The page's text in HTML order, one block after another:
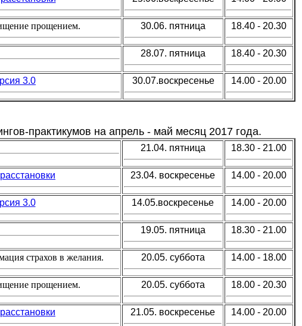
прощением. 30.06. пятница 18.40 - 20.30
28.07. пятница 18.40 - 20.30
3.0 30.07.воскресенье 14.00 - 20.00
практикумов на апрель - май месяц 2017 года.
21.04. пятница 18.30 - 21.00
23.04. воскресенье 14.00 - 20.00
3.0 14.05.воскресенье 14.00 - 20.00
19.05. пятница 18.30 - 21.00
страхов в желания. 20.05. суббота 14.00 - 18.00
прощением. 20.05. суббота 18.00 - 20.30
21.05. воскресенье 14.00 - 20.00